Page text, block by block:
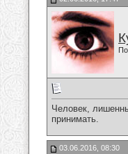
Человек,
принимать.
03.06.2016, 08:30